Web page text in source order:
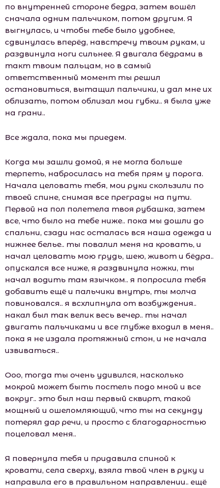
по внутренней стороне бедра, затем вошёл
сначала одним пальчиком, потом другим. Я
выгнулась, и чтобы тебе было удобнее,
сдвинулась вперёд, навстречу твоим рукам, и
раздвинула ноги сильнее. Я двигала бёдрами в
такт твоим пальцам, но в самый
ответственный момент ты решил
остановиться, вытащил пальчики, и дал мне их
облизать, потом облизал мои губки.. я была уже
на грани..
Все ждала, пока мы приедем.
Когда мы зашли домой, я не могла больше
терпеть, набросилась на тебя прям у порога.
Начала целовать тебя, мои руки скользили по
твоей спине, снимая все преграды на пути.
Первой на пол полетела твоя рубашка, затем
все, что было на тебе ниже.. пока мы дошли до
спальни, сзади нас осталась вся наша одежда и
нижнее белье.. ты повалил меня на кровать, и
начал целовать мою грудь, шею, живот и бёдра..
опускался все ниже, я раздвинула ножки, ты
начал водить там язычком.. я попросила тебя
добавить ещё и пальчики внутрь, ты молча
повиновался.. я всхлипнула от возбуждения..
накал был так велик весь вечер.. ты начал
двигать пальчиками и все глубже входил в меня..
пока я не издала протяжный стон, и не начала
извиваться..
Ооо, тогда ты очень удивился, насколько
мокрой может быть постель подо мной и все
вокруг.. это был наш первый сквирт, такой
мощный и ошеломляющий, что ты на секунду
потерял дар речи, и просто с благодарностью
поцеловал меня..
Я повернула тебя и придавила спиной к
кровати, села сверху, взяла твой член в руку и
направила его в правильном направлении.. ещё